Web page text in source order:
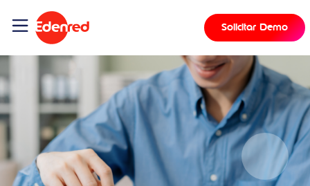
Solicitar Demo